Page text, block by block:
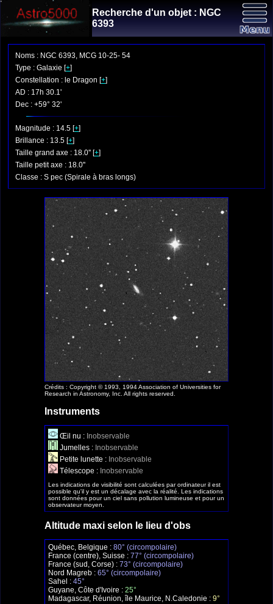
Recherche d'un objet : NGC
6393
Noms : NGC 6393, MCG 10-25- 54
Type : Galaxie [+]
Constellation : le Dragon [+]
AD : 17h 30.1'
Dec : +59° 32'
Magnitude : 14.5 [+]
Brillance : 13.5 [+]
Taille grand axe : 18.0'' [+]
Taille petit axe : 18.0''
Classe : S pec (Spirale à bras longs)
Crédits : Copyright © 1993, 1994 Association of Universities for
Research in Astronomy, Inc. All rights reserved.
Instruments
Œil nu : Inobservable
Jumelles : Inobservable
Petite lunette : Inobservable
Télescope : Inobservable
Les indications de visibilité sont calculées par ordinateur il est
possible qu'il y est un décalage avec la réalité. Les indications
sont données pour un ciel sans pollution lumineuse et pour un
observateur moyen.
Altitude maxi selon le lieu d'obs
Québec, Belgique : 80° (circompolaire)
France (centre), Suisse : 77° (circompolaire)
France (sud, Corse) : 73° (circompolaire)
Nord Magreb : 65° (circompolaire)
Sahel : 45°
Guyane, Côte d'Ivoire : 25°
Madagascar, Réunion, île Maurice, N.Caledonie : 9°